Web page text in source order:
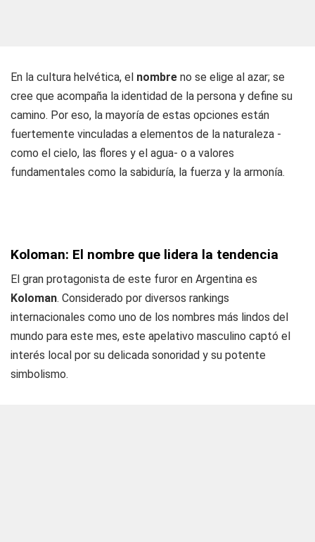
En la cultura helvética, el nombre no se elige al azar; se
cree que acompaña la identidad de la persona y define su
camino. Por eso, la mayoría de estas opciones están
fuertemente vinculadas a elementos de la naturaleza -
como el cielo, las flores y el agua- o a valores
fundamentales como la sabiduría, la fuerza y la armonía.
Koloman: El nombre que lidera la tendencia
El gran protagonista de este furor en Argentina es
Koloman. Considerado por diversos rankings
internacionales como uno de los nombres más lindos del
mundo para este mes, este apelativo masculino captó el
interés local por su delicada sonoridad y su potente
simbolismo.